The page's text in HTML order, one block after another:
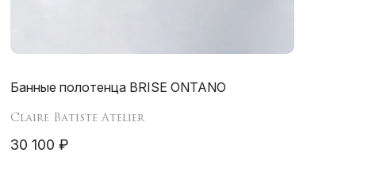
Банные полотенца BRISE ONTANO
Claire Batiste Atelier
30 100 ₽